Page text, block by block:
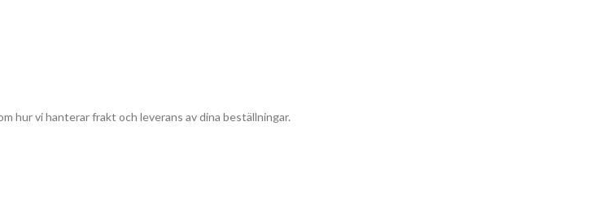
hur vi hanterar frakt och leverans av dina beställningar.